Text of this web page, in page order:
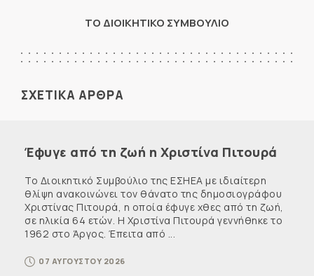
ΤΟ ΔΙΟΙΚΗΤΙΚΟ ΣΥΜΒΟΥΛΙΟ
ΣΧΕΤΙΚΑ ΑΡΘΡΑ
Έφυγε από τη ζωή η Χριστίνα Πιτουρά
Το Διοικητικό Συμβούλιο της ΕΣΗΕΑ με ιδιαίτερη
θλίψη ανακοινώνει τον θάνατο της δημοσιογράφου
Χριστίνας Πιτουρά, η οποία έφυγε χθες από τη ζωή,
σε ηλικία 64 ετών. Η Χριστίνα Πιτουρά γεννήθηκε το
1962 στο Άργος. Έπειτα από ...
07 ΑΥΓΟΥΣΤΟΥ 2026